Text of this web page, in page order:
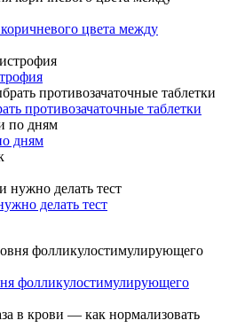
цвета между
противозачаточные таблетки
дням
делать тест
фолликулостимулирующего